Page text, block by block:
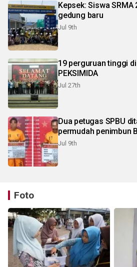
Kepsek: Siswa
gedung baru
Jul 9th
19 perguruan tinggi
PEKSIMIDA
Jul 27th
Dua petugas SPBU
permudah penimbun
Jul 9th
Foto